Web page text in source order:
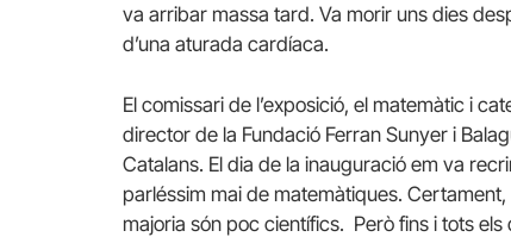
va arribar massa tard. Va morir uns dies
d’una aturada cardíaca.
El comissari de l’exposició, el matemàtic i
director de la Fundació Ferran Sunyer i
Catalans. El dia de la inauguració em va
parléssim mai de matemàtiques.
majoria són poc científics. Però fins i tots